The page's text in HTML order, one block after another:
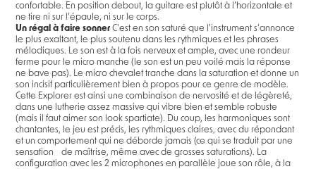
confortable. En position debout, la guitare est plutôt à l’horizontale et
ne tire ni sur l’épaule, ni sur le corps.
Un régal à faire sonner C’est en son saturé que l’instrument s’annonce
le plus exaltant, le plus soutenu dans les rythmiques et les phrases
mélodiques. Le son est à la fois nerveux et ample, avec une rondeur
ferme pour le micro manche (le son est un peu voilé mais la réponse
ne bave pas). Le micro chevalet tranche dans la saturation et donne un
son incisif particulièrement bien à propos pour ce genre de modèle.
Cette Explorer est ainsi une combinaison de nervosité et de légèreté,
dans une lutherie assez massive qui vibre bien et semble robuste
(mais il faut aimer son look spartiate). Du coup, les harmoniques sont
chantantes, le jeu est précis, les rythmiques claires, avec du répondant
et un comportement qui ne déborde jamais (ce qui se traduit par une
sensation de maîtrise, même avec de grosses saturations). La
configuration avec les 2 microphones en parallèle joue son rôle, à la